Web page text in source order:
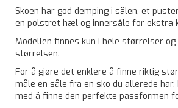
Skoen har god demping i sålen, et
en polstret hæl og innersåle for ekstra
Modellen finnes kun i hele størrelser
størrelsen.
For å gjøre det enklere å finne riktig
måle en såle fra en sko du allerede
med å finne den perfekte passformen